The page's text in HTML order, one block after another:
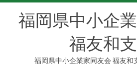
福岡県中小企
福友和
福岡県中小企業家同友会 福友和